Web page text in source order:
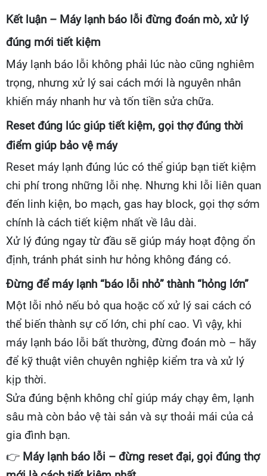
Kết luận – Máy lạnh báo lỗi đừng đoán mò, xử lý
đúng mới tiết kiệm
Máy lạnh báo lỗi không phải lúc nào cũng nghiêm
trọng, nhưng xử lý sai cách mới là nguyên nhân
khiến máy nhanh hư và tốn tiền sửa chữa.
Reset đúng lúc giúp tiết kiệm, gọi thợ đúng thời
điểm giúp bảo vệ máy
Reset máy lạnh đúng lúc có thể giúp bạn tiết kiệm
chi phí trong những lỗi nhẹ. Nhưng khi lỗi liên quan
đến linh kiện, bo mạch, gas hay block, gọi thợ sớm
chính là cách tiết kiệm nhất về lâu dài.
Xử lý đúng ngay từ đầu sẽ giúp máy hoạt động ổn
định, tránh phát sinh hư hỏng không đáng có.
Đừng để máy lạnh “báo lỗi nhỏ” thành “hỏng lớn”
Một lỗi nhỏ nếu bỏ qua hoặc cố xử lý sai cách có
thể biến thành sự cố lớn, chi phí cao. Vì vậy, khi
máy lạnh báo lỗi bất thường, đừng đoán mò – hãy
để kỹ thuật viên chuyên nghiệp kiểm tra và xử lý
kịp thời.
Sửa đúng bệnh không chỉ giúp máy chạy êm, lạnh
sâu mà còn bảo vệ tài sản và sự thoải mái của cả
gia đình bạn.
👉 Máy lạnh báo lỗi – đừng reset đại, gọi đúng thợ